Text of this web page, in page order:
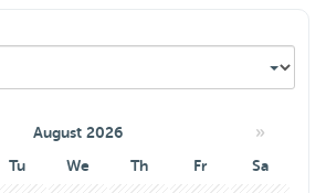
August 2026 »
Tu We Th Fr Sa